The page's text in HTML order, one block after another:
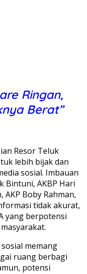
Ringan,
Berat”
Resor Teluk
lebih bijak dan
sosial. Imbauan
Bintuni, AKBP Hari
AKP Boby Rahman,
tidak akurat,
yang berpotensi
memang
ruang berbagi
potensi